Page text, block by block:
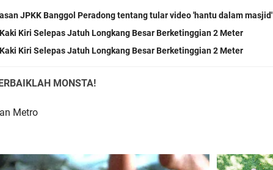
JPKK Banggol Peradong tentang tular video 'hantu dalam masjid'
Kiri Selepas Jatuh Longkang Besar Berketinggian 2 Meter
Kiri Selepas Jatuh Longkang Besar Berketinggian 2 Meter
MONSTA!
Metro